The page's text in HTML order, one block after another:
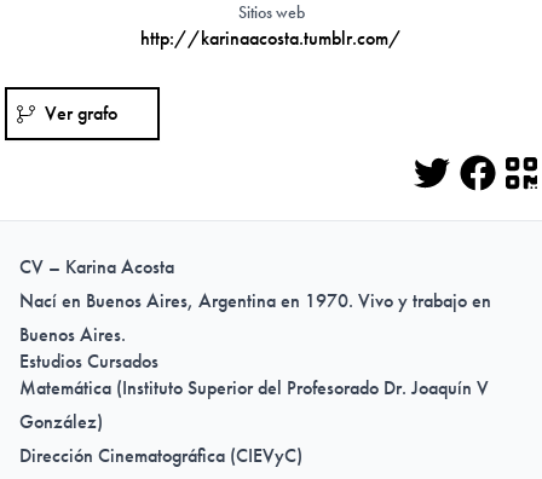
Sitios web
http://karinaacosta.tumblr.com/
Ver grafo
Twitter
CV – Karina Acosta
Nací en Buenos Aires, Argentina en 1970. Vivo y trabajo en
Buenos Aires.
Estudios Cursados
Matemática (Instituto Superior del Profesorado Dr. Joaquín V
González)
Dirección Cinematográfica (CIEVyC)